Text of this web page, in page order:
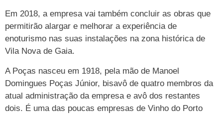
Em 2018, a empresa vai também concluir as obras que
permitirão alargar e melhorar a experiência de
enoturismo nas suas instalações na zona histórica de
Vila Nova de Gaia.
A Poças nasceu em 1918, pela mão de Manoel
Domingues Poças Júnior, bisavô de quatro membros da
atual administração da empresa e avô dos restantes
dois. É uma das poucas empresas de Vinho do Porto